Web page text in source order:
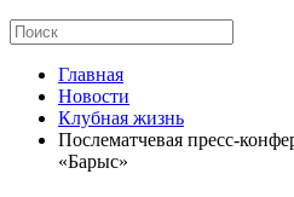
Главная
Новости
Клубная жизнь
Послематчевая пресс-
«Барыс»